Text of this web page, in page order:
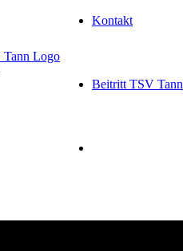
Kontakt
Beitritt TSV Tann